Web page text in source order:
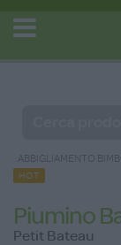
ABBIGLIAMENTO BIMBO
HOT
Piumino
Petit Bateau